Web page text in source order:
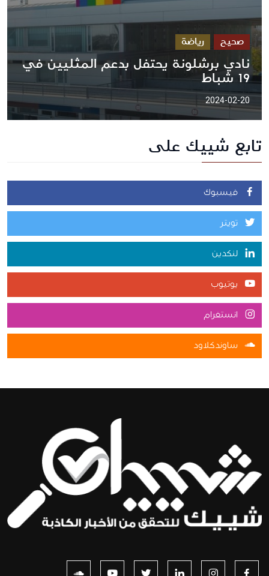
صحيح رياضة
نادي برشلونة يحتفل بدعم المثليين في
19 شباط
2024-02-20
تابع شييك على
فيسبوك
تويتر
لنكدين
يوتيوب
انستغرام
ساوندكلاود